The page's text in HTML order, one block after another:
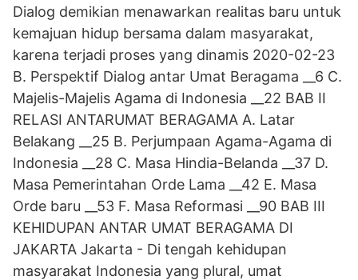
Dialog demikian menawarkan realitas baru untuk
kemajuan hidup bersama dalam masyarakat,
karena terjadi proses yang dinamis 2020-02-23
B. Perspektif Dialog antar Umat Beragama __6 C.
Majelis-Majelis Agama di Indonesia __22 BAB II
RELASI ANTARUMAT BERAGAMA A. Latar
Belakang __25 B. Perjumpaan Agama-Agama di
Indonesia __28 C. Masa Hindia-Belanda __37 D.
Masa Pemerintahan Orde Lama __42 E. Masa
Orde baru __53 F. Masa Reformasi __90 BAB III
KEHIDUPAN ANTAR UMAT BERAGAMA DI
JAKARTA Jakarta - Di tengah kehidupan
masyarakat Indonesia yang plural, umat